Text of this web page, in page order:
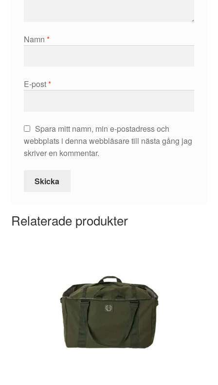
Namn *
E-post*
Spara mitt namn, min e-postadress och
webbplats i denna webbläsare till nästa gång jag
skriver en kommentar.
Relaterade produkter